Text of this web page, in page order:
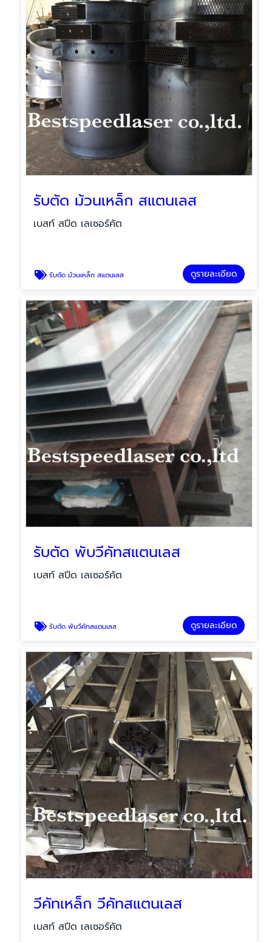
รับตัด ม้วนเหล็ก สแตนเลส
เบสท์ สปีด เลเซอร์คัต
รับตัด ม้วนเหล็ก สแตนเลส ดูรายละเอียด
รับตัด พับวีคัทสแตนเลส
เบสท์ สปีด เลเซอร์คัต
รับตัด พับวีคัทสแตนเลส ดูรายละเอียด
วีคัทเหล็ก วีคัทสแตนเลส
เบสท์ สปีด เลเซอร์คัต